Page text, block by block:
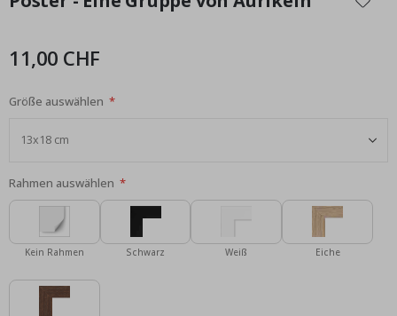
der
11,00 CHF
Größe auswählen
Rahmen auswählen
Kein Rahmen Schwarz Weiß Eiche